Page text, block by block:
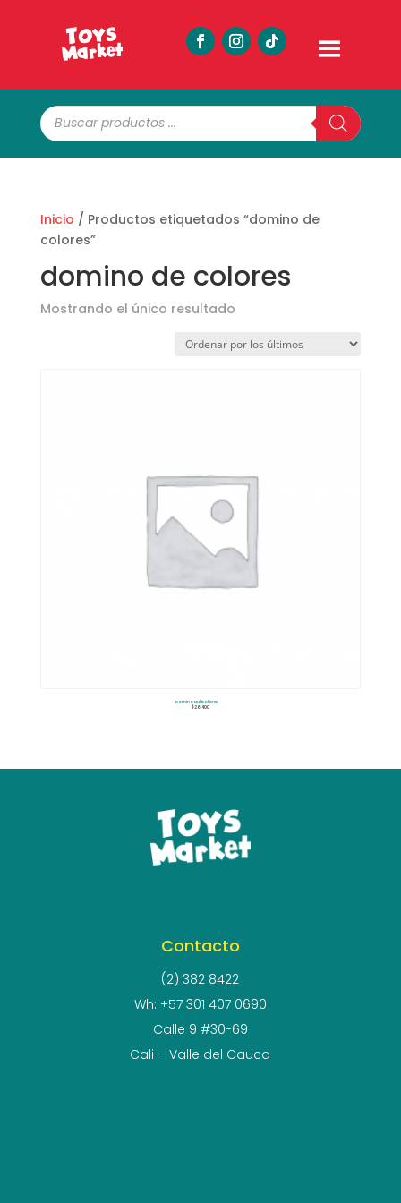
Búsqueda
de
productos
Inicio / Productos etiquetados “domino de
colores”
domino de colores
Mostrando el único resultado
Domino Multicolores
$26.400
Contacto
(2) 382 8422
Wh: +57 301 407 0690
Calle 9 #30-69
Cali – Valle del Cauca